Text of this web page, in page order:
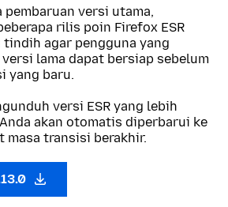
pembaruan versi utama,
rilis poin Firefox ESR
agar pengguna yang
lama dapat bersiap sebelum
yang baru.
versi ESR yang lebih
akan otomatis diperbarui ke
masa transisi berakhir.